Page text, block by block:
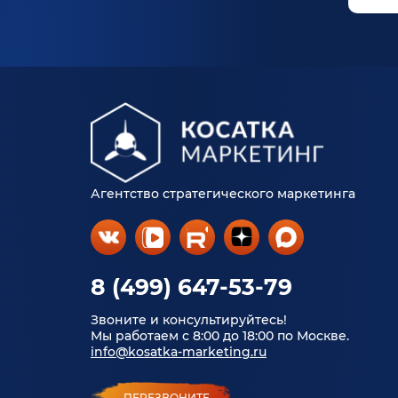
Агентство стратегического маркетинга
8 (499) 647-53-79
Звоните и консультируйтесь!
Мы работаем с 8:00 до 18:00 по Москве.
info@kosatka-marketing.ru